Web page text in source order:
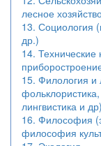
13. Социология
др.)
14. Технические
15. Филология и
лингвистика и др)
16. Философия
философия